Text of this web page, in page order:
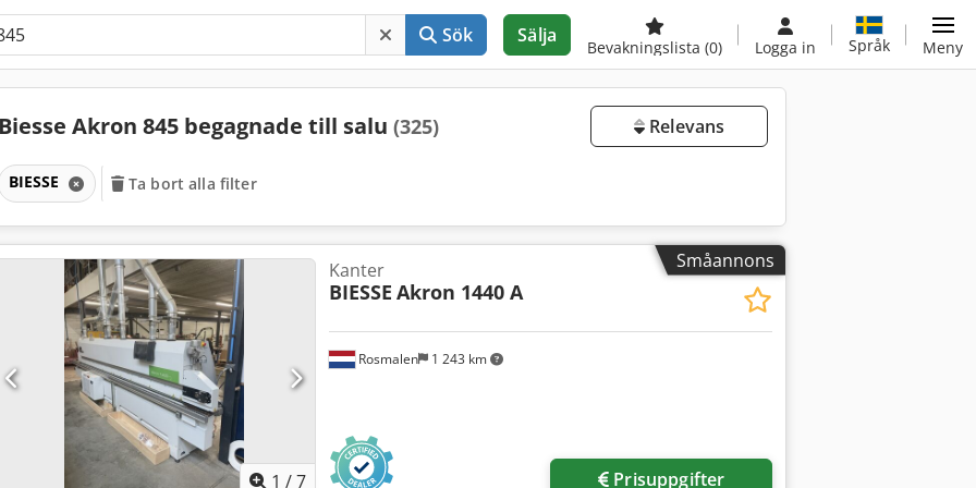
Sök Sälja
Bevakningslista (0) Logga in Språk Meny
Biesse Akron 845 begagnade till salu (325) Relevans
BIESSE Ta bort alla filter
Småannons
1 /7
Rosmalen 1 243 km
Kanter
BIESSE Akron 1440 A
Prisuppgifter